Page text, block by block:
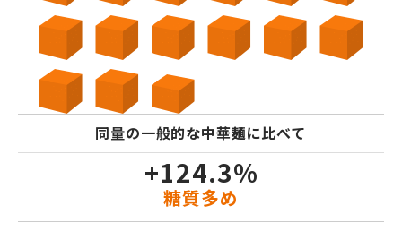
同量の一般的な中華麺に比べて
+124.3%
糖質多め